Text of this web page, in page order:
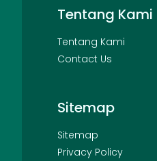
Tentang Kami
Tentang Kami
Contact Us
Sitemap
Sitemap
Privacy Policy